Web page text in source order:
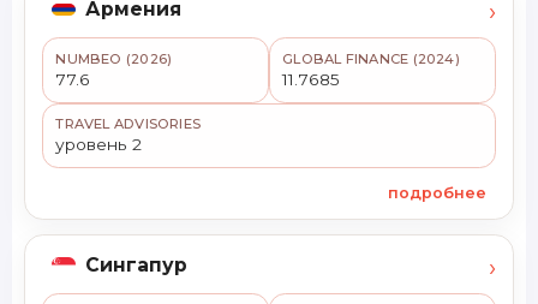
Армения ›
NUMBEO (2026)
77.6
GLOBAL FINANCE (2024)
11.7685
TRAVEL ADVISORIES
уровень 2
подробнее
Сингапур ›